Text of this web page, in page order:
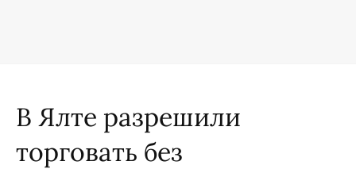
В Ялте разрешили
торговать без